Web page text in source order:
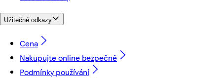
Užitečné odkazy
Cena
Nakupujte online bezpečně
Podmínky používání